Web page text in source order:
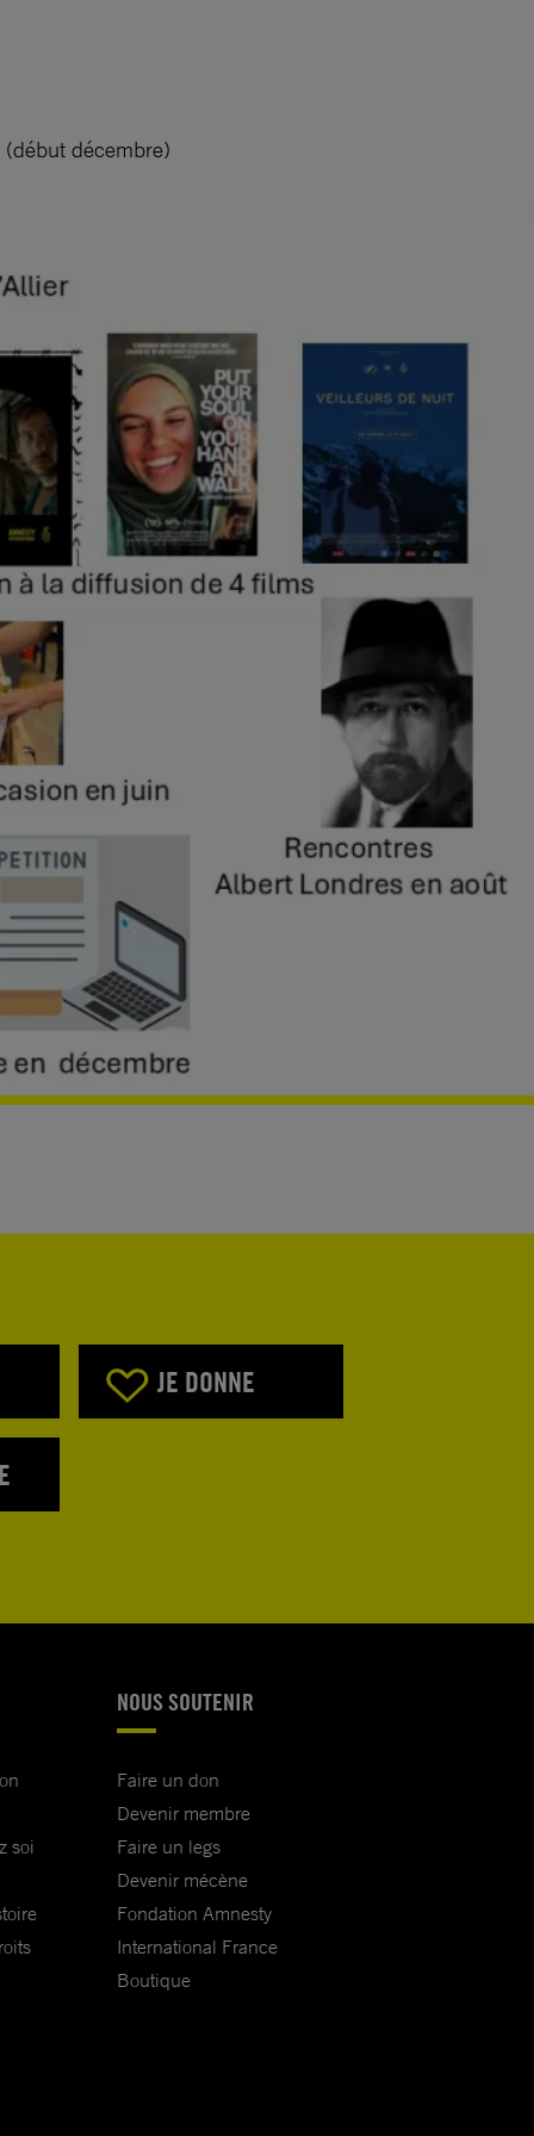
décembre)
JE DONNE
soi
NOUS SOUTENIR
Faire un don
Devenir membre
Faire un legs
Devenir mécène
Fondation Amnesty
International France
Boutique